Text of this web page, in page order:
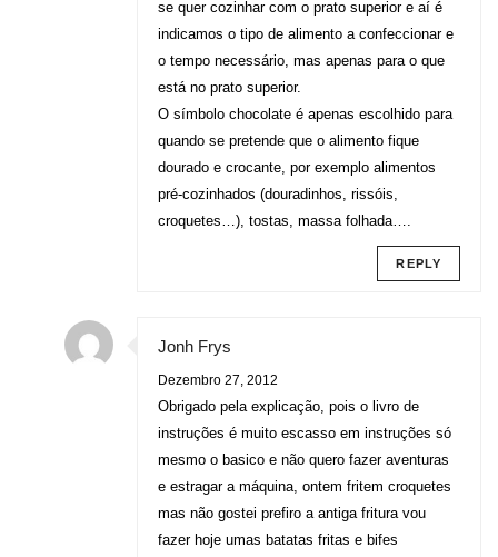
se quer cozinhar com o prato superior e aí é
indicamos o tipo de alimento a confeccionar e
o tempo necessário, mas apenas para o que
está no prato superior.
O símbolo chocolate é apenas escolhido para
quando se pretende que o alimento fique
dourado e crocante, por exemplo alimentos
pré-cozinhados (douradinhos, rissóis,
croquetes…), tostas, massa folhada….
REPLY
Jonh Frys
Dezembro 27, 2012
Obrigado pela explicação, pois o livro de
instruções é muito escasso em instruções só
mesmo o basico e não quero fazer aventuras
e estragar a máquina, ontem fritem croquetes
mas não gostei prefiro a antiga fritura vou
fazer hoje umas batatas fritas e bifes